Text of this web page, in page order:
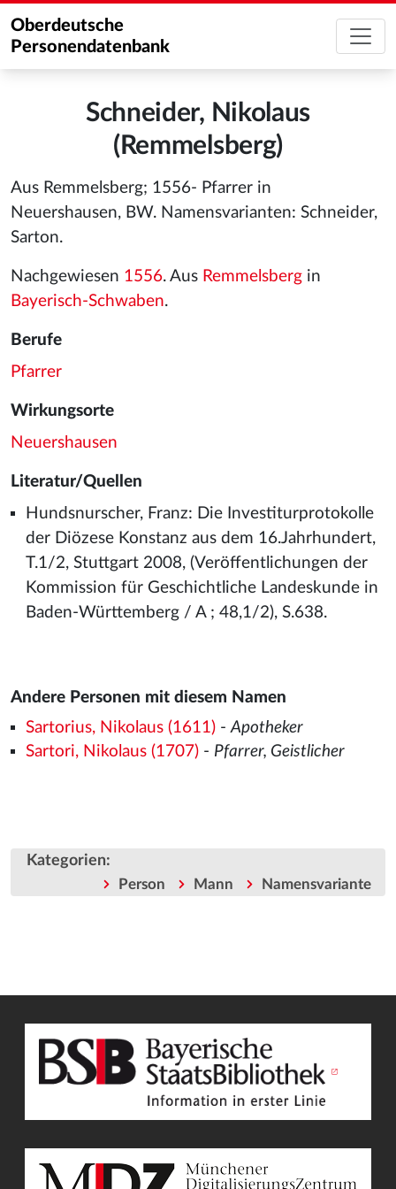
Oberdeutsche
Personendatenbank
Schneider, Nikolaus
(Remmelsberg)
Aus Remmelsberg; 1556- Pfarrer in
Neuershausen, BW. Namensvarianten: Schneider,
Sarton.
Nachgewiesen 1556. Aus Remmelsberg in
Bayerisch-Schwaben.
Berufe
Pfarrer
Wirkungsorte
Neuershausen
Literatur/Quellen
Hundsnurscher, Franz: Die Investiturprotokolle
der Diözese Konstanz aus dem 16.Jahrhundert,
T.1/2, Stuttgart 2008, (Veröffentlichungen der
Kommission für Geschichtliche Landeskunde in
Baden-Württemberg / A ; 48,1/2), S.638.
Andere Personen mit diesem Namen
Sartorius, Nikolaus (1611)-Apotheker
Sartori, Nikolaus (1707)- Pfarrer, Geistlicher
Kategorien:
Person Mann Namensvariante